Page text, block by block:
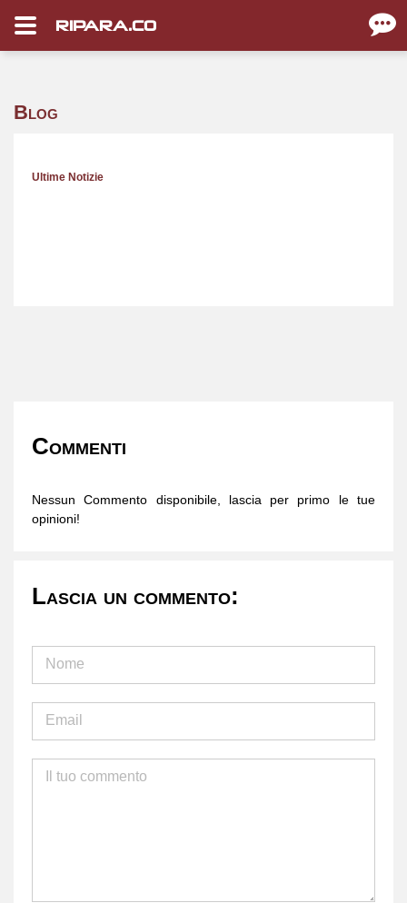
RIPARA.CO
Blog
Ultime Notizie
Commenti
Nessun Commento disponibile, lascia per primo le tue
opinioni!
Lascia un commento: